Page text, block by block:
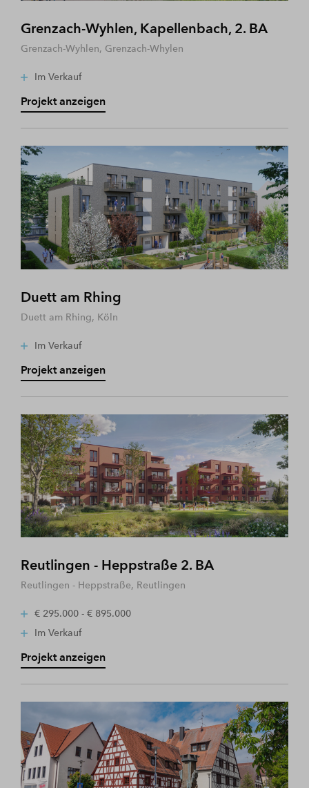
Grenzach-Wyhlen, Kapellenbach, 2. BA
Grenzach-Wyhlen, Grenzach-Whylen
Im Verkauf
Projekt anzeigen
Duett am Rhing
Duett am Rhing, Köln
Im Verkauf
Projekt anzeigen
Reutlingen - Heppstraße 2. BA
Reutlingen - Heppstraße, Reutlingen
€ 295.000 - € 895.000
Im Verkauf
Projekt anzeigen